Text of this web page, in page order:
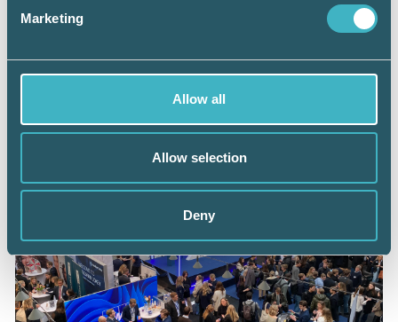
Marketing
Allow all
Allow selection
Deny